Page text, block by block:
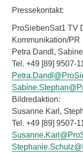
Pressekontakt:
ProSiebenSat1 TV
Kommunikation/PR
Petra Dandl,
Tel. +49 [89] 9507-
Bildredaktion:
Susanne Karl,
Tel. +49 [89] 9507-